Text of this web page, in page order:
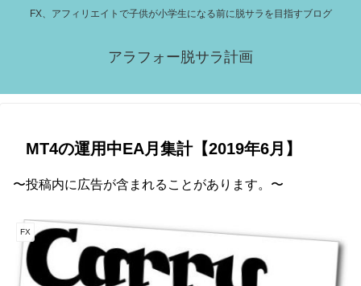
FX、アフィリエイトで子供が小学生になる前に脱サラを目指すブログ
アラフォー脱サラ計画
MT4の運用中EA月集計【2019年6月】
〜投稿内に広告が含まれることがあります。〜
FX